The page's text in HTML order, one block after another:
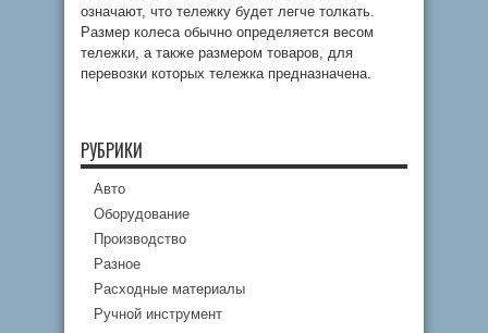
означают, что тележку будет легче толкать.
Размер колеса обычно определяется весом
тележки, а также размером товаров, для
перевозки которых тележка предназначена.
РУБРИКИ
Авто
Оборудование
Производство
Разное
Расходные материалы
Ручной инструмент